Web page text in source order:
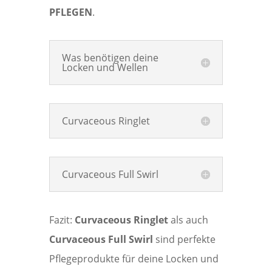
PFLEGEN.
Was benötigen deine
Locken und Wellen
Curvaceous Ringlet
Curvaceous Full Swirl
Fazit: Curvaceous Ringletals auch
Curvaceous Full Swirl sind perfekte
Pflegeprodukte für deine Locken und